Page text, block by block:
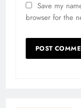
Save my
browser for the